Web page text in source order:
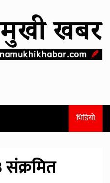
भिडियो
संक्रमित